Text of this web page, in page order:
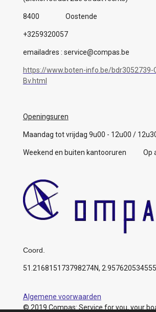
8400 Oostende
+3259320057
emailadres : service@compas.be
https://www.boten-info.be/bdr3052739-
Bv.html
Openingsuren
Maandag tot vrijdag 9u00 - 12u00 /
Weekend en buiten kantooruren Op
Coord.
51.216815173798274N,
Algemene voorwaarden
© 2019 Compas: Service for you, your